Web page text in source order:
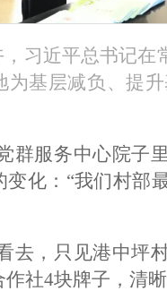
，习近平总书记
为基层减负、提
群服务中心院子
变化：“我们村部
去，只见港中坪
社4块牌子，清